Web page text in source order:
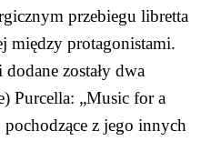
przebiegu libretta
między protagonistami.
zostały dwa
Purcella: „Music for a
z jego innych